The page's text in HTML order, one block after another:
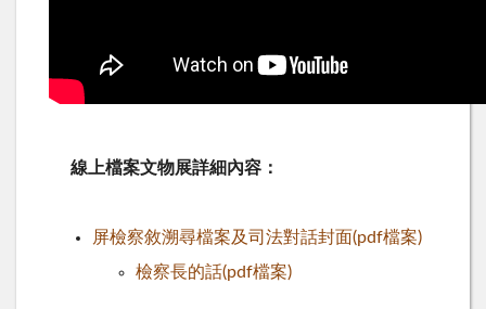
線上檔案文物展詳細內容：
屏檢察敘溯尋檔案及司法對話封面(pdf檔案)
檢察長的話(pdf檔案)